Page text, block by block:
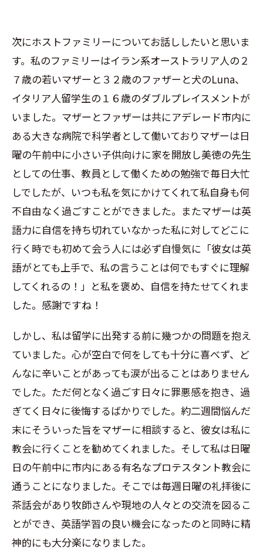
次にホストファミリーについてお話ししたいと思いま
す。私のファミリーはイラン系オーストラリア人の２
７歳の若いマザーと３２歳のファザーと犬のLuna、
イタリア人留学生の１６歳のダブルプレイスメントが
いました。マザーとファザーは共にアデレード市内に
ある大きな病院で科学者として働いておりマザーは日
曜の午前中に小さい子供向けに家を開放し美徳の先生
としての仕事、教員として働くための勉強で毎日大忙
しでしたが、いつも私を気にかけてくれて私自身も何
不自由なく過ごすことができました。またマザーは英
語力に自信を持ち切れていなかった私に対してどこに
行く時でも初めて会う人には必ず自慢気に「彼女は英
語がとても上手で、私の言うことは何でもすぐに理解
してくれるの！」と私を褒め、自信を持たせてくれま
した。感謝ですね！
しかし、私は留学に出発する前に幾つかの問題を抱え
ていました。心が空白で何をしても十分に喜べず、ど
んなに辛いことがあっても涙が出ることはありません
でした。ただ何となく過ごす日々に罪悪感を抱き、過
ぎてく日々に後悔するばかりでした。約二週間悩んだ
末にそういった旨をマザーに相談すると、彼女は私に
教会に行くことを勧めてくれました。そして私は日曜
日の午前中に市内にある有名なプロテスタント教会に
通うことになりました。そこでは毎週日曜の礼拝後に
茶話会があり牧師さんや現地の人々との交流を図るこ
とができ、英語学習の良い機会になったのと同時に精
神的にも大分楽になりました。